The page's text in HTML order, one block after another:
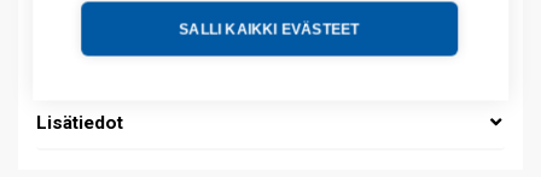
SALLI KAIKKI EVÄSTEET
Tilauskoodi: 2711PT10C21D8SB
Tuotteen tullikoodi: 85371098
Lisätiedot